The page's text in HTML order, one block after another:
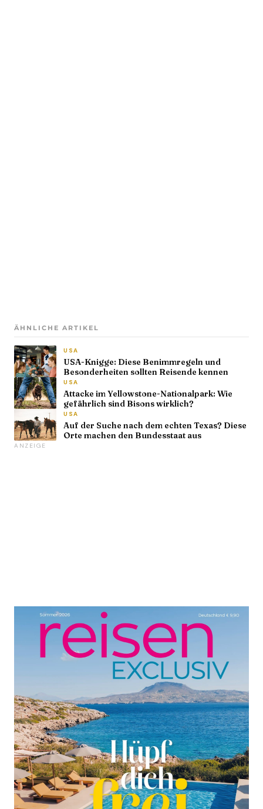
ÄHNLICHE ARTIKEL
USA
USA-Knigge: Diese Benimmregeln und
Besonderheiten sollten Reisende kennen
USA
Attacke im Yellowstone-Nationalpark: Wie
gefährlich sind Bisons wirklich?
USA
Auf der Suche nach dem echten Texas? Diese
Orte machen den Bundesstaat aus
ANZEIGE